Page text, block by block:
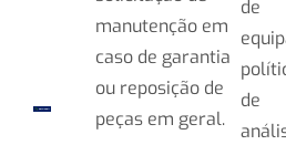
manutenção em
caso de garantia
ou reposição de
peças em geral.
de
de